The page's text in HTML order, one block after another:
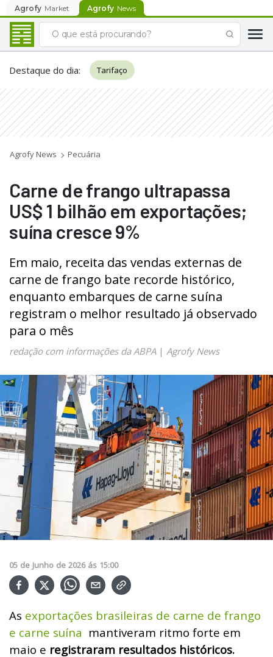
Agrofy Market Agrofy News
Destaque do dia: Tarifaço
Agrofy News Pecuária
Carne de frango ultrapassa
US$ 1 bilhão em exportações;
suína cresce 9%
Em maio, receita das vendas externas de
carne de frango bate recorde histórico,
enquanto embarques de carne suína
registram o melhor resultado já observado
para o mês
redação com informações da ABPA| Agrofy News
05 de Junho de 2026 ás 15:00
As exportações brasileiras de carne de frango
e carne suína mantiveram ritmo forte em
maio e registraram resultados históricos.